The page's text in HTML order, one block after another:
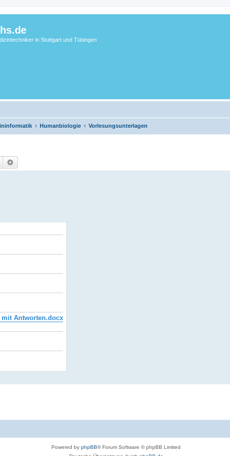
in Stuttgart und Tübingen
Humanbiologie Vorlesungsunterlagen
Suche
mit Antworten.docx
Powered by phpBB® Forum Software © phpBB Limited